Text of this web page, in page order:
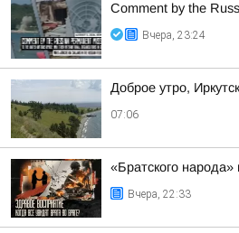
Comment by the
Вчера, 23:24
Доброе утро,
07:06
«Братского
Вчера, 22:33